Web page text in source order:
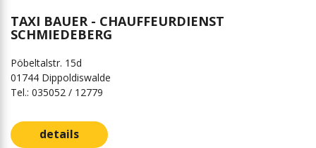
TAXI BAUER - CHAUFFEURDIENST
SCHMIEDEBERG
Pöbeltalstr. 15d
01744 Dippoldiswalde
Tel.: 035052 / 12779
details